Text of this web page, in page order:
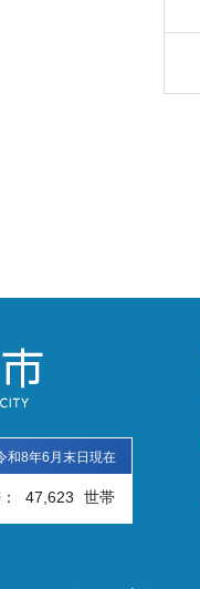
和8年6月末日現在
47,623 世帯